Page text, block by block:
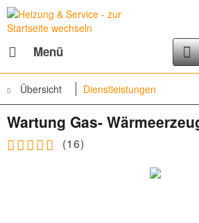
Menü
Übersicht Dienstleistungen
Wartung Gas-
(16)